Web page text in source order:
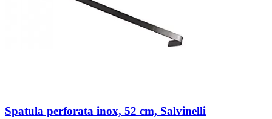
Spatula perforata inox, 52 cm, Salvinelli